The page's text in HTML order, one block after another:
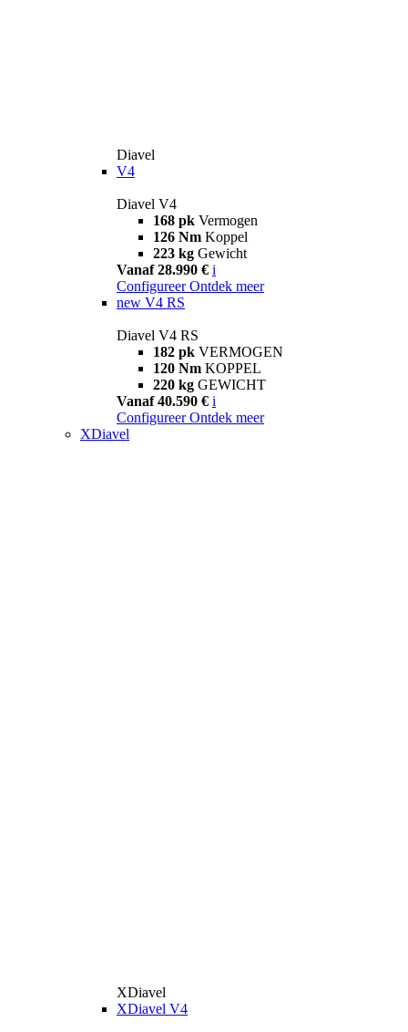
Diavel
V4
Diavel V4
168 pk Vermogen
126 Nm Koppel
223 kg Gewicht
Vanaf 28.990 € i
Configureer Ontdek meer
new V4 RS
Diavel V4 RS
182 pk VERMOGEN
120 Nm KOPPEL
220 kg GEWICHT
Vanaf 40.590 € i
Configureer Ontdek meer
XDiavel
XDiavel
XDiavel V4